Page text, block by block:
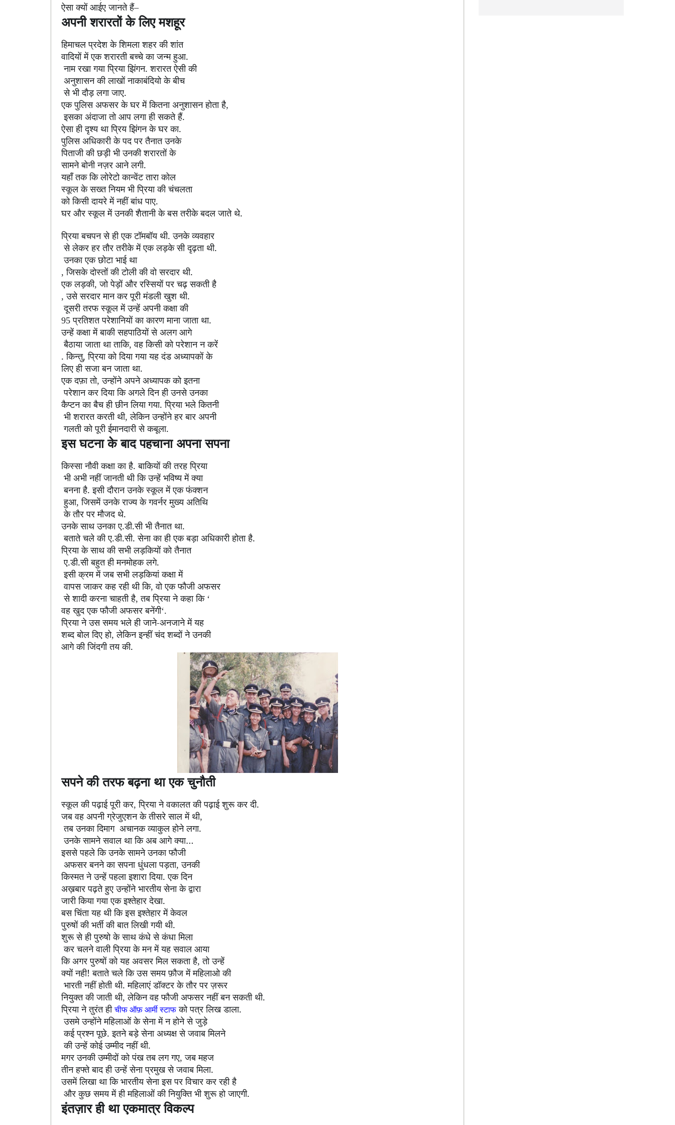
ऐसा क्यों आईए जानते हैं–
अपनी शरारतों के लिए मशहूर
हिमाचल प्रदेश के शिमला शहर की शांत
वादियों में एक शरारती बच्चे का जन्म हुआ.
नाम रखा गया प्रिया झिंगन. शरारत ऐसी की
अनुशासन की लाखों नाकाबंदियो के बीच
से भी दौड़ लगा जाए.
एक पुलिस अफसर के घर में कितना अनुशासन होता है,
इसका अंदाजा तो आप लगा ही सकते हैं.
ऐसा ही दृश्य था प्रिय झिंगन के घर का.
पुलिस अधिकारी के पद पर तैनात उनके
पिताजी की छड़ी भी उनकी शरारतों के
सामने बोनी नज़र आने लगी.
यहाँ तक कि लोरेटो कान्वेंट तारा कोल
स्कूल के सख्त नियम भी प्रिया की चंचलता
को किसी दायरे में नहीं बांध पाए.
घर और स्कूल में उनकी शैतानी के बस तरीके बदल जाते थे.
प्रिया बचपन से ही एक टॉमबॉय थी. उनके व्यवहार
से लेकर हर तौर तरीके में एक लड़के सी दृढ़ता थी.
उनका एक छोटा भाई था
,जिसके दोस्तों की टोली की वो सरदार थी.
एक लड़की,जो पेड़ों और रस्सियों पर चढ़ सकती है
,उसे सरदार मान कर पूरी मंडली खुश थी.
दूसरी तरफ स्कूल में उन्हें अपनी कक्षा की
95प्रतिशत परेशानियों का कारण माना जाता था.
उन्हें कक्षा में बाकी सहपाठियों से अलग आगे
बैठाया जाता था ताकि,वह किसी को परेशान न करें
. किन्तु,प्रिया को दिया गया यह दंड अध्यापकों के
लिए ही सजा बन जाता था.
एक दफ़ा तो,उन्होंने अपने अध्यापक को इतना
परेशान कर दिया कि अगले दिन ही उनसे उनका
कैप्टन का बैच ही छीन लिया गया. प्रिया भले कितनी
भी शरारत करती थी,लेकिन उन्होंने हर बार अपनी
गलती को पूरी ईमानदारी से कबूला.
इस घटना के बाद पहचाना अपना सपना
किस्सा नौवी कक्षा का है. बाकियों की तरह प्रिया
भी अभी नहीं जानती थी कि उन्हें भविष्य में क्या
बनना है. इसी दौरान उनके स्कूल में एक फंक्शन
हुआ,जिसमें उनके राज्य के गवर्नर मुख्य अतिथि
के तौर पर मौजद थे.
उनके साथ उनका ए.डी.सी भी तैनात था.
बताते चले की ए.डी.सी. सेना का ही एक बड़ा अधिकारी होता है.
प्रिया के साथ की सभी लड़कियों को तैनात
ए.डी.सी बहुत ही मनमोहक लगे.
इसी क्रम में जब सभी लड़कियां कक्षा में
वापस जाकर कह रही थी कि,वो एक फौजी अफसर
से शादी करना चाहती है,तब प्रिया ने कहा कि ‘
वह खुद एक फौजी अफसर बनेंगी‘.
प्रिया ने उस समय भले ही जाने-अनजाने में यह
शब्द बोल दिए हो,लेकिन इन्हीं चंद शब्दों ने उनकी
आगे की जिंदगी तय की.
सपने की तरफ बढ़ना था एक चुनौती
स्कूल की पढ़ाई पूरी कर,प्रिया ने वकालत की पढ़ाई शुरू कर दी.
जब वह अपनी ग्रेजुएशन के तीसरे साल में थी,
तब उनका दिमाग अचानक व्याकुल होने लगा.
उनके सामने सवाल था कि अब आगे क्या…
इससे पहले कि उनके सामने उनका फौजी
अफसर बनने का सपना धुंधला पड़ता,उनकी
किस्मत ने उन्हें पहला इशारा दिया. एक दिन
अख़बार पढ़ते हुए उन्होंने भारतीय सेना के द्वारा
जारी किया गया एक इश्तेहार देखा.
बस चिंता यह थी कि इस इश्तेहार में केवल
पुरुषों की भर्ती की बात लिखी गयी थी.
शुरू से ही पुरुषो के साथ कंधे से कंधा मिला
कर चलने वाली प्रिया के मन में यह सवाल आया
कि अगर पुरुषों को यह अवसर मिल सकता है,तो उन्हें
क्यों नही! बताते चले कि उस समय फ़ौज में महिलाओ की
भारती नहीं होती थी. महिलाएं डॉक्टर के तौर पर ज़रूर
नियुक्त की जाती थी,लेकिन वह फौजी अफसर नहीं बन सकती थी.
प्रिया ने तुरंत ही चीफ ऑफ़ आर्मी स्टाफ को पत्र लिख डाला.
उसमे उन्होंने महिलाओं के सेना में न होने से जुड़े
कई प्रश्न पूछे. इतने बड़े सेना अध्यक्ष से जवाब मिलने
की उन्हें कोई उम्मीद नहीं थी.
मगर उनकी उम्मीदों को पंख तब लग गए,जब महज
तीन हफ्ते बाद ही उन्हें सेना प्रमुख से जवाब मिला.
उसमें लिखा था कि भारतीय सेना इस पर विचार कर रही है
और कुछ समय में ही महिलाओं की नियुक्ति भी शुरू हो जाएगी.
इंतज़ार ही था एकमात्र विकल्प